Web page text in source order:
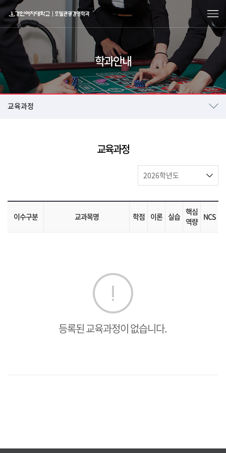
학과안내
교육과정
교육과정
이수구분 교과목명 학점 이론 실습
핵심
역량
NCS
등록된 교육과정이 없습니다.